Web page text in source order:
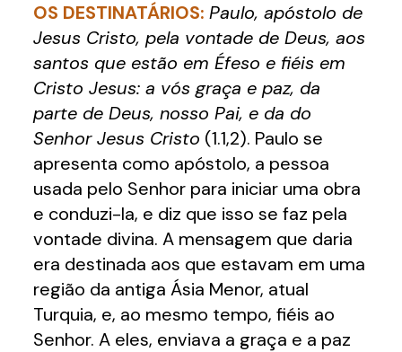
OS DESTINATÁRIOS: Paulo, apóstolo de
Jesus Cristo, pela vontade de Deus, aos
santos que estão em Éfeso e fiéis em
Cristo Jesus: a vós graça e paz, da
parte de Deus, nosso Pai, e da do
Senhor Jesus Cristo (1.1,2). Paulo se
apresenta como apóstolo, a pessoa
usada pelo Senhor para iniciar uma obra
e conduzi-la, e diz que isso se faz pela
vontade divina. A mensagem que daria
era destinada aos que estavam em uma
região da antiga Ásia Menor, atual
Turquia, e, ao mesmo tempo, fiéis ao
Senhor. A eles, enviava a graça e a paz